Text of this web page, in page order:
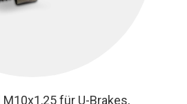
für U-Brakes,